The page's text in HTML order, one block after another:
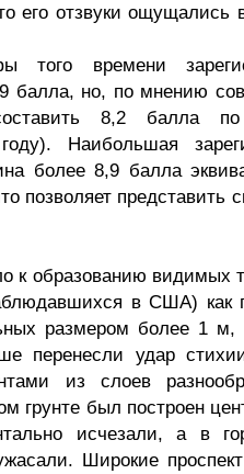
его отзвуки ощущались
того времени
балла, но, по мнению
8,2 балла
Наибольшая
более 8,9 балла
позволяет представить
к образованию видимых
в США) как
размером более 1 м,
перенесли удар
из слоев
грунте был построен
исчезали, а в
Широкие